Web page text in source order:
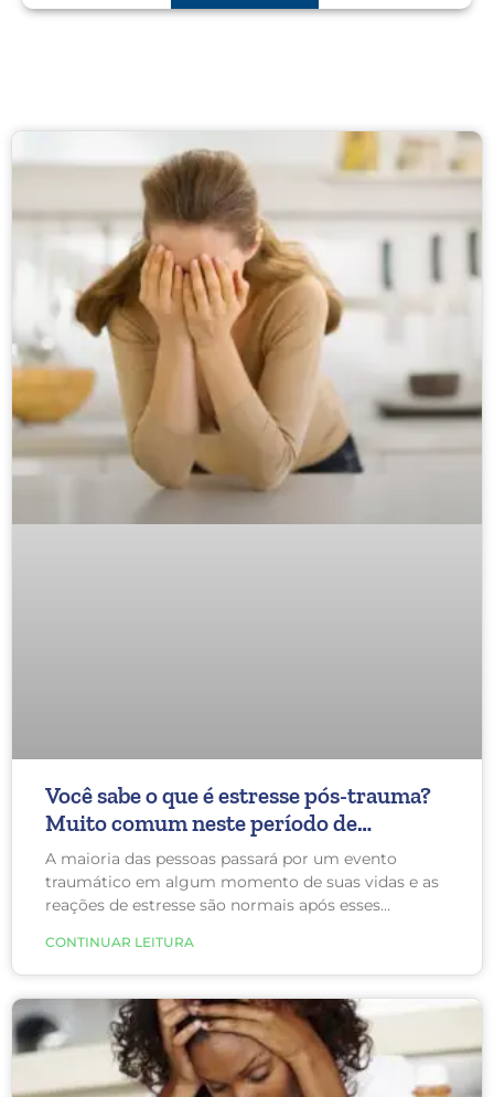
Você sabe o que é estresse pós-trauma?
Muito comum neste período de
pandemia.
A maioria das pessoas passará por um evento
traumático em algum momento de suas vidas e as
reações de estresse são normais após esses
ao transtorno de estresse pós-traumático (PTSD).
CONTINUAR LEITURA